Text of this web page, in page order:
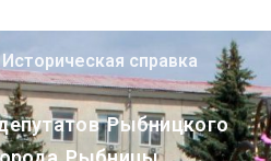
Историческая справка
Рыбницкого